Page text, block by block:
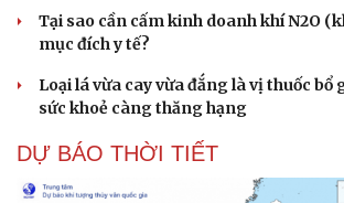
Tại sao cần cấm kinh doanh khí N2O
mục đích y tế?
Loại lá vừa cay vừa đắng là vị thuốc bổ
sức khoẻ càng thăng hạng
DỰ BÁO THỜI TIẾT